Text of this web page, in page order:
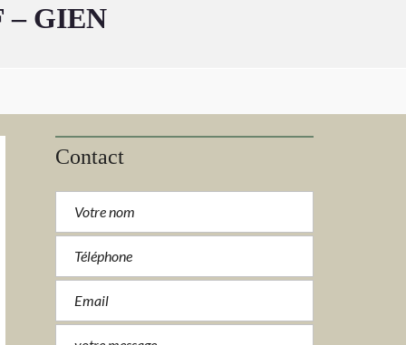
– GIEN
Contact